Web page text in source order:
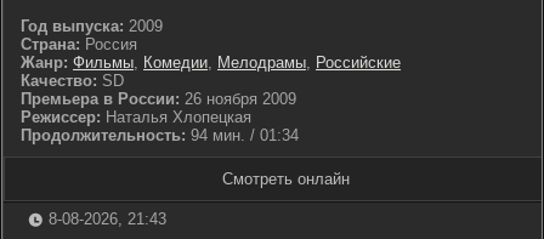
Год выпуска: 2009
Страна: Россия
Жанр: Фильмы, Комедии, Мелодрамы, Российские
Качество: SD
Премьера в России: 26 ноября 2009
Режиссер: Наталья Хлопецкая
Продолжительность: 94 мин. / 01:34
Смотреть онлайн
8-08-2026, 21:43